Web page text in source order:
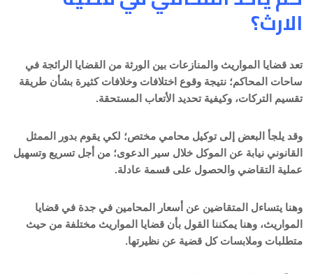
الارث؟
تعد قضايا المواريث والمنازعات بين الورثة من القضايا الرائجة في
ساحات المحاكم؛ نتيجة وقوع اختلافات وخلافات كثيرة بشأن طريقة
تقسيم التركات، وكيفية تحديد الأتعاب المستحقة.
وقد يلجأ البعض إلى توكيل محامي مختص؛ لكي يقوم بدور الممثل
القانوني نيابة عن الموكل خلال سير الدعوى؛ من أجل تسريع وتسهيل
عملية التقاضي والحصول على قسمة عادلة.
وهنا يتساءل المتقاضين عن أسعار المحامين في جدة في قضايا
المواريث، وهنا يمكننا القول بأن قضايا المواريث مختلفة من حيث
متطلبات وملابسات كل قضية عن نظيرتها.